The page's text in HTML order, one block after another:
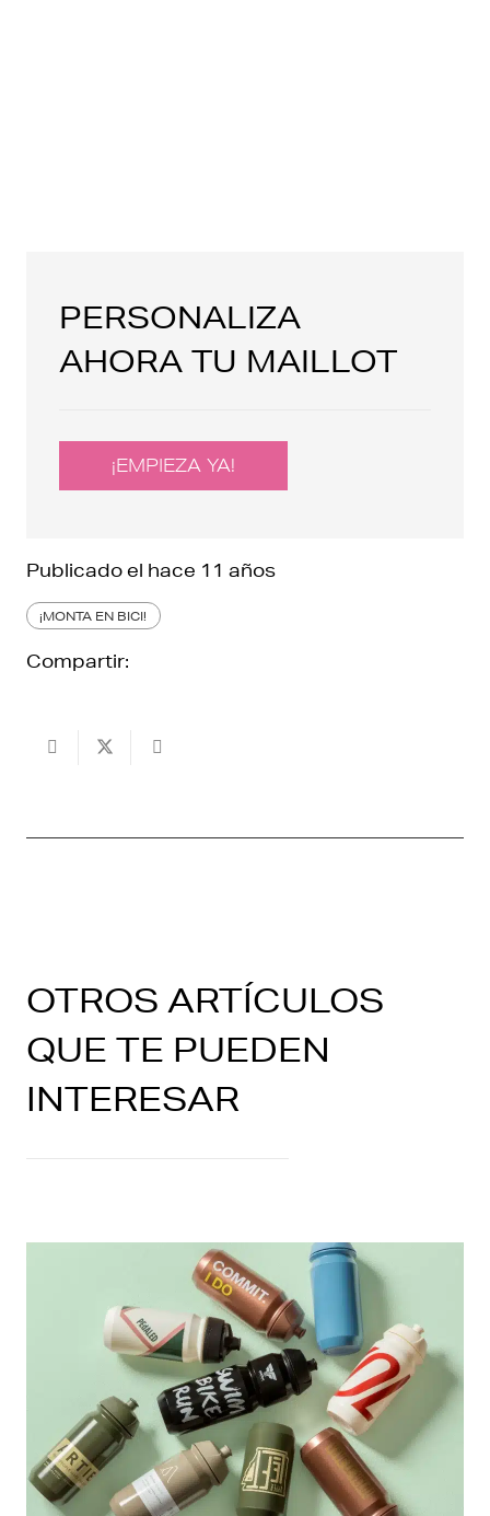
PERSONALIZA
AHORA TU MAILLOT
¡EMPIEZA YA!
Publicado el hace 11 años
¡MONTA EN BICI!
Compartir:
OTROS ARTÍCULOS
QUE TE PUEDEN
INTERESAR